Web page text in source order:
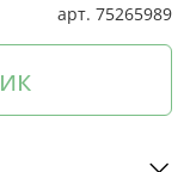
арт. 75265989